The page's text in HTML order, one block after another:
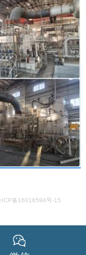
ICP备16016594号-15